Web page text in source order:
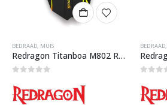
BEDRAAD, MUIS
Redragon Titanboa M802 RGB Gaming Muis
BEDRAAD,